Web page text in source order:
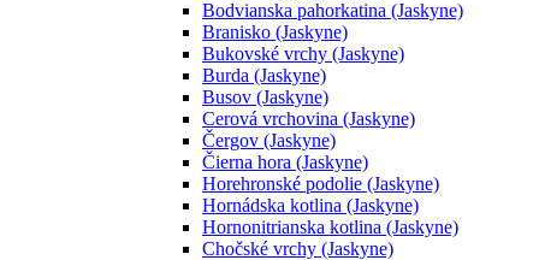
Bodvianska pahorkatina (Jaskyne)
Branisko (Jaskyne)
Bukovské vrchy (Jaskyne)
Burda (Jaskyne)
Busov (Jaskyne)
Cerová vrchovina (Jaskyne)
Čergov (Jaskyne)
Čierna hora (Jaskyne)
Horehronské podolie (Jaskyne)
Hornádska kotlina (Jaskyne)
Hornonitrianska kotlina (Jaskyne)
Chočské vrchy (Jaskyne)